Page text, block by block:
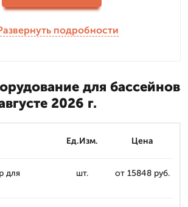
подробности
для бассейнов
2026 г.
Ед.Изм. Цена
для
шт. от 15848 руб.